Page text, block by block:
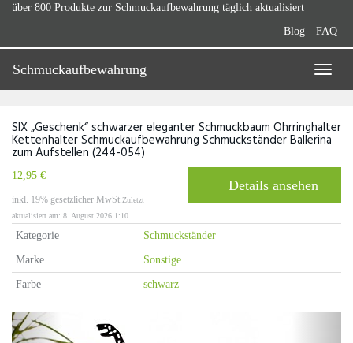
Skipüber 800 Produkte zur Schmuckaufbewahrung täglich aktualisiert
Blog
FAQ
Toggle
Schmuckaufbewahrung
SIX „Geschenk“ schwarzer eleganter Schmuckbaum Ohrringhalter
Kettenhalter Schmuckaufbewahrung Schmuckständer Ballerina
zum Aufstellen (244-054)
12,95 €
inkl. 19% gesetzlicher MwSt.Zuletzt
aktualisiert am: 8. August 2026 1:10
Details ansehen
Kategorie Schmuckständer
Marke Sonstige
Farbe schwarz